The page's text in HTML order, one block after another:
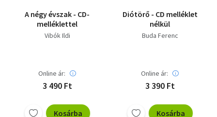
A négy évszak - CD-
melléklettel
Vibók Ildi
Online ár:
3 490 Ft
Kosárba
Diótörő - CD melléklet
nélkül
Buda Ferenc
Online ár:
3 390 Ft
Kosárba